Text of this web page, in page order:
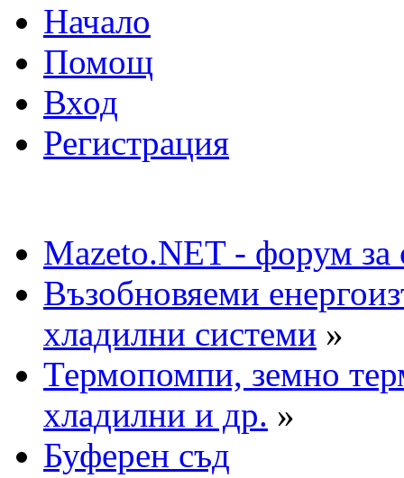
Начало
Помощ
Вход
Регистрация
Mazeto.NET - форум за
Възобновяеми
хладилни системи »
Термопомпи, земно
хладилни и др. »
Буферен съд